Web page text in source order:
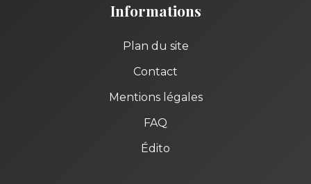
Informations
Plan du site
Contact
Mentions légales
FAQ
Édito